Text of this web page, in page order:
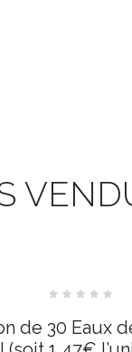
sur
5
de 30 Eaux